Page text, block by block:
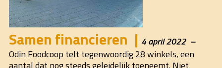
Samen financieren
4 april 2022
Odin Foodcoop telt tegenwoordig 28 winkels, een
aantal dat nog steeds geleidelijk toeneemt. Niet